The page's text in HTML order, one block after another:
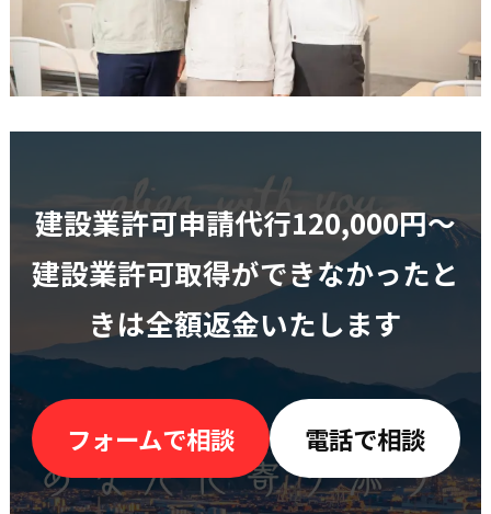
建設業許可申請代行120,000円〜
建設業許可取得ができなかったと
きは全額返金いたします
フォームで相談 電話で相談